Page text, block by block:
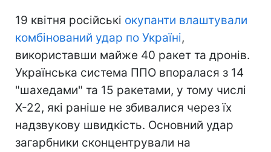
19 квітня російські окупанти влаштували
комбінований удар по Україні,
використавши майже 40 ракет та дронів.
Українська система ППО впоралася з 14
"шахедами" та 15 ракетами, у тому числі
Х-22, які раніше не збивалися через їх
надзвукову швидкість. Основний удар
загарбники сконцентрували на